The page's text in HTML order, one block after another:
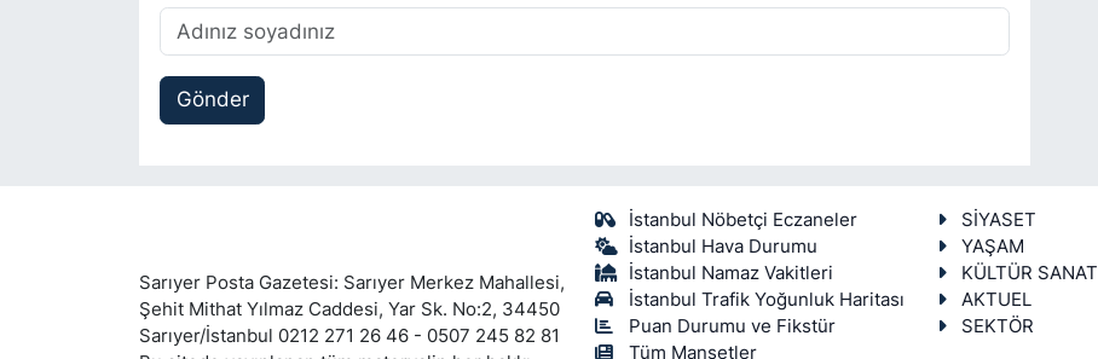
Gönder
Sarıyer Posta Gazetesi: Sarıyer Merkez Mahallesi,
Şehit Mithat Yılmaz Caddesi, Yar Sk. No:2, 34450
Sarıyer/İstanbul 0212 271 26 46 - 0507 245 82 81
İstanbul Nöbetçi Eczaneler
İstanbul Hava Durumu
İstanbul Namaz Vakitleri
İstanbul Trafik Yoğunluk Haritası
Puan Durumu ve Fikstür
Tüm Manşetler
SİYASET
YAŞAM
KÜLTÜR SANAT
AKTUEL
SEKTÖR